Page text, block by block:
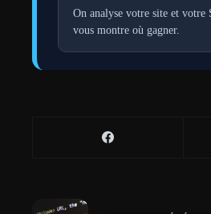
On analyse votre site et votre
vous montre où gagner.